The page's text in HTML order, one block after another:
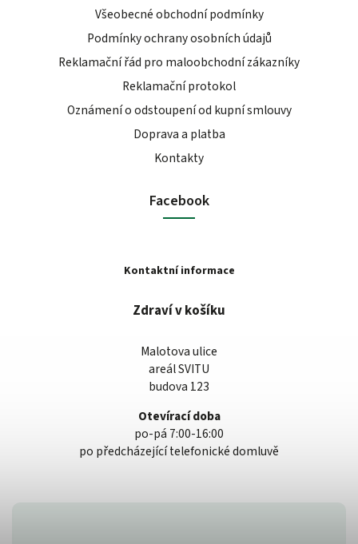
Všeobecné obchodní podmínky
Podmínky ochrany osobních údajů
Reklamační řád pro maloobchodní zákazníky
Reklamační protokol
Oznámení o odstoupení od kupní smlouvy
Doprava a platba
Kontakty
Facebook
Kontaktní informace
Zdraví v košíku
Malotova ulice
areál SVITU
budova 123
Otevírací doba
po-pá 7:00-16:00
po předcházející telefonické domluvě